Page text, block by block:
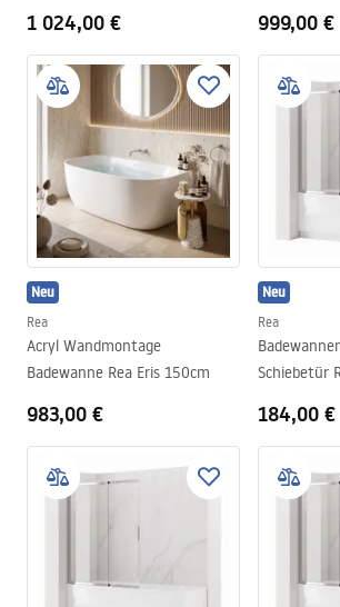
1 024,00 € 999,00 €
Neu
Rea
Acryl Wandmontage
Badewanne Rea Eris 150cm
983,00 €
Neu
Rea
Schiebetür
184,00 €